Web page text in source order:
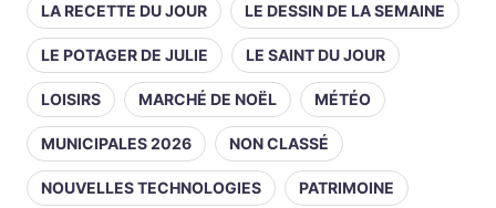
LA RECETTE DU JOUR LE DESSIN DE LA SEMAINE
LE POTAGER DE JULIE LE SAINT DU JOUR
LOISIRS MARCHÉ DE NOËL MÉTÉO
MUNICIPALES 2026 NON CLASSÉ
NOUVELLES TECHNOLOGIES PATRIMOINE